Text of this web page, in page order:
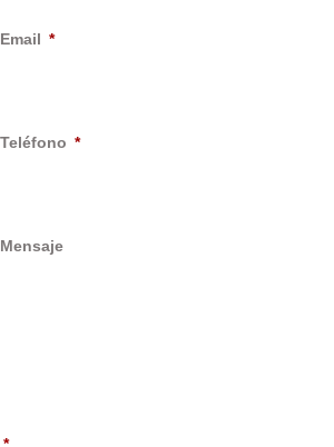
Email
Teléfono
Mensaje